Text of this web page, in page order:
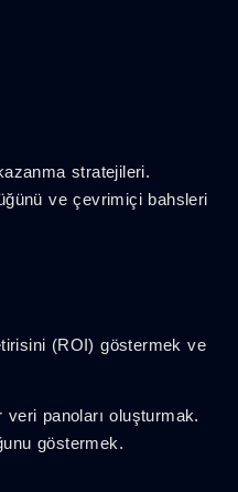
stratejileri.
ve çevrimiçi bahsleri
(ROI) göstermek ve
veri panoları oluşturmak.
göstermek.